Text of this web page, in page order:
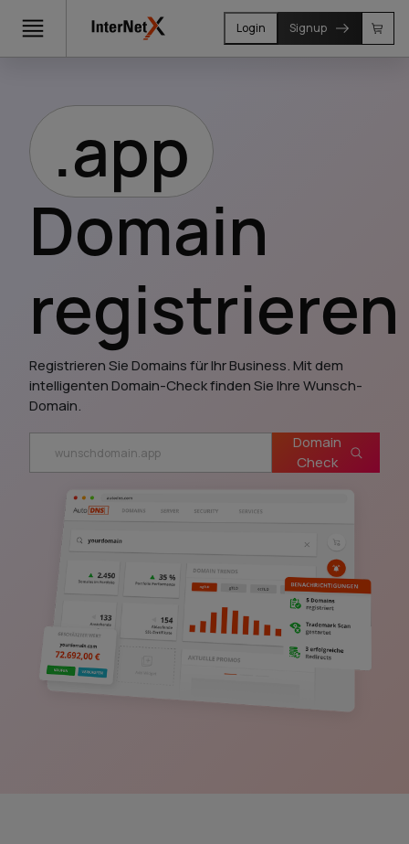
Login Signup
.app
Domain
registrieren
Registrieren Sie Domains für Ihr Business. Mit dem
intelligenten Domain-Check finden Sie Ihre Wunsch-
Domain.
Domain
Check